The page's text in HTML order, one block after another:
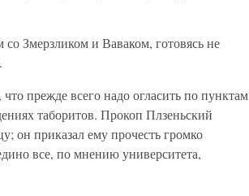
Змерзликом и Ваваком, готовясь не
прежде всего надо огласить по пунктам
таборитов. Прокоп Плзеньский
он приказал ему прочесть громко
все, по мнению университета,